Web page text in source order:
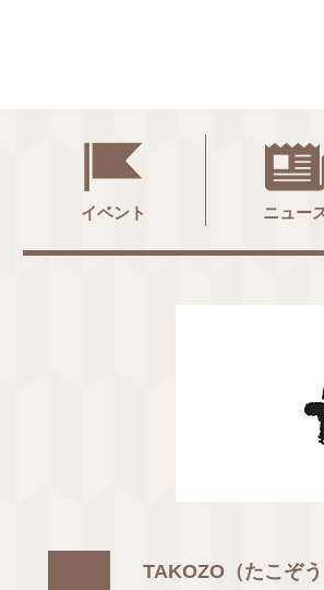
イベント ニュー
TAKOZO（たこぞ